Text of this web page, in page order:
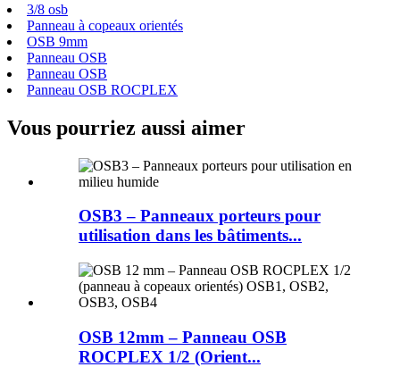
3/8 osb
Panneau à copeaux orientés
OSB 9mm
Panneau OSB
Panneau OSB
Panneau OSB ROCPLEX
Vous pourriez aussi aimer
OSB3 – Panneaux porteurs pour
utilisation dans les bâtiments...
OSB 12mm – Panneau OSB
ROCPLEX 1/2 (Orient...